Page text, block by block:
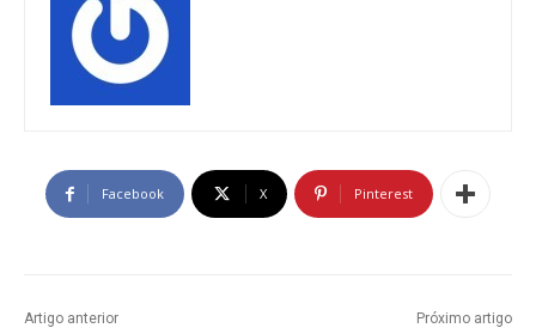
Facebook X Pinterest
Artigo anterior Próximo artigo